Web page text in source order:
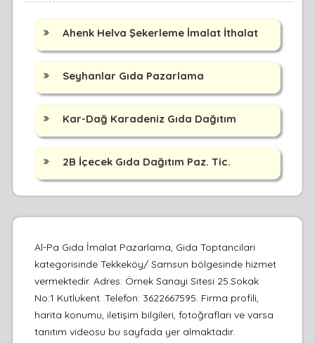
Ahenk Helva Şekerleme İmalat İthalat
Seyhanlar Gıda Pazarlama
Kar-Dağ Karadeniz Gıda Dağıtım
2B İçecek Gıda Dağıtım Paz. Tic.
Al-Pa Gıda İmalat Pazarlama, Gida Toptancilari
kategorisinde Tekkeköy/ Samsun bölgesinde hizmet
vermektedir. Adres: Örnek Sanayi Sitesi 25.Sokak
No:1 Kutlukent. Telefon: 3622667595. Firma profili,
harita konumu, iletişim bilgileri, fotoğrafları ve varsa
tanıtım videosu bu sayfada yer almaktadır.